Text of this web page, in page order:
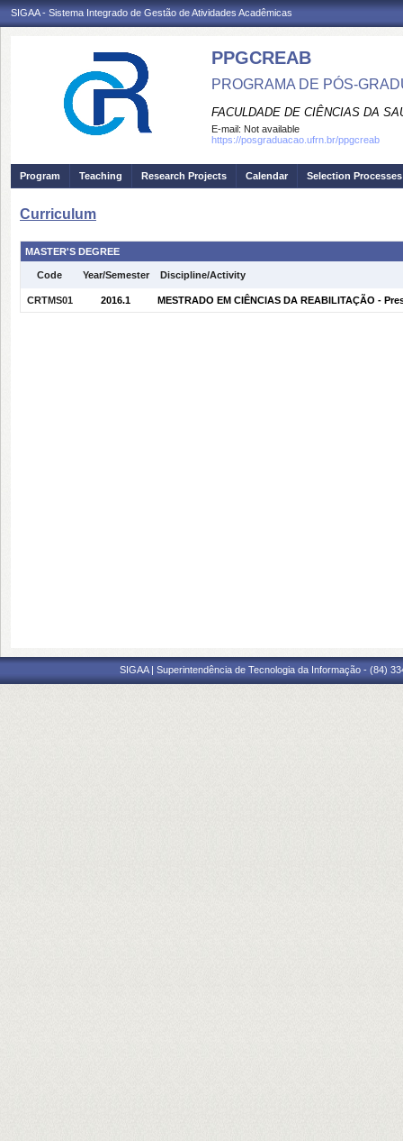
SIGAA - Sistema Integrado de Gestão de Atividades Acadêmicas
PPGCREAB
PROGRAMA DE PÓS-
FACULDADE DE CIÊNCIAS DA
E-mail: Not available
https://posgraduacao.ufrn.br/ppgcreab
Program Teaching Research Projects Calendar Selection Processes
Curriculum
MASTER'S DEGREE
Code Year/Semester Discipline/Activity
CRTMS01 2016.1 MESTRADO EM CIÊNCIAS DA REABILITAÇÃO -
SIGAA | Superintendência de Tecnologia da Informação - (84)